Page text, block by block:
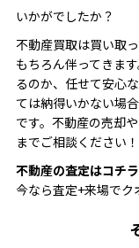
いかがでしたか？
不動産買取は買い取
もちろん伴ってきま
るのか、任せて安心
ては納得いかない場
です。不動産の売却
までご相談ください
不動産の査定はコチラ
今なら査定+来場で